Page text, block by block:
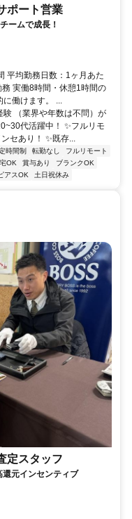
ポート営業
ームで成長！
平均勤務日数：1ヶ月あた
実働8時間・休憩1時間の
働けます。 ...
（業界や年数は不問）が
代活躍中！ ✨フルリモ
セあり！ ✨既存...
時間制 転勤なし
フルリモート
OK 賞与あり
ブランクOK
アスOK 土日祝休み
定スタッフ
元インセンティブ